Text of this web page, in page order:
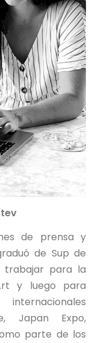
de prensa y
de Sup de
trabajar para la
y luego para
Japan Expo,
parte de los